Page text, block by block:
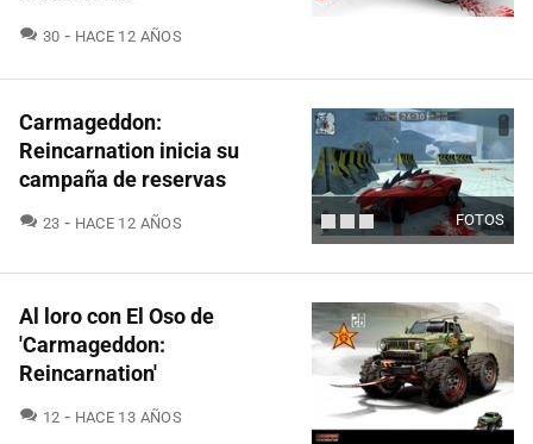
30 COMENTARIOS
HACE 12 AÑOS
FOTOS
Carmageddon:
Reincarnation inicia su
campaña de reservas
23 COMENTARIOS
HACE 12 AÑOS
Al loro con El Oso de
'Carmageddon:
Reincarnation'
12 COMENTARIOS
HACE 13 AÑOS